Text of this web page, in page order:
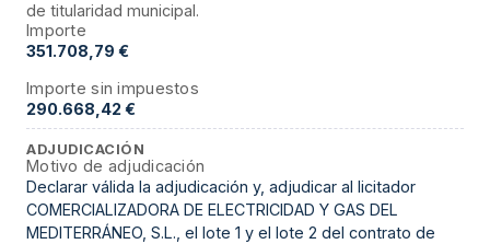
de titularidad municipal.
Importe
351.708,79 €
Importe sin impuestos
290.668,42 €
ADJUDICACIÓN
Motivo de adjudicación
Declarar válida la adjudicación y, adjudicar al licitador
COMERCIALIZADORA DE ELECTRICIDAD Y GAS DEL
MEDITERRÁNEO, S.L., el lote 1 y el lote 2 del contrato de